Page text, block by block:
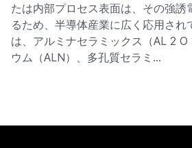
たは内部プロセス表面は、その強誘
るため、半導体産業に広く応用され
は、アルミナセラミックス（AL 2
ウム（ALN）、多孔質セラミ…